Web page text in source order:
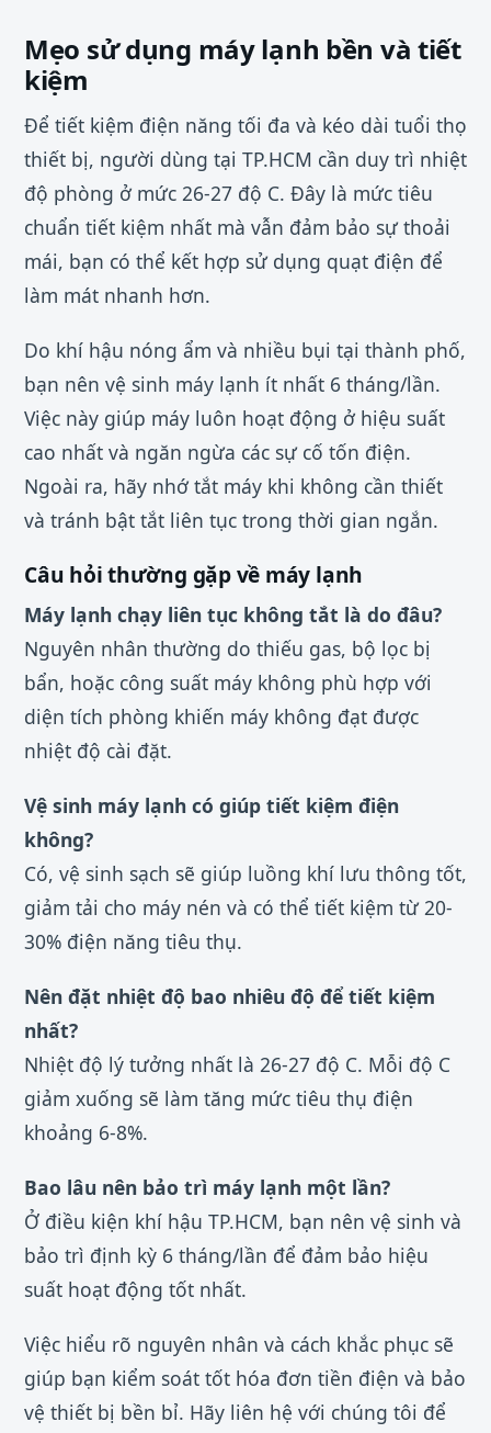
Mẹo sử dụng máy lạnh bền và tiết
kiệm
Để tiết kiệm điện năng tối đa và kéo dài tuổi thọ
thiết bị, người dùng tại TP.HCM cần duy trì nhiệt
độ phòng ở mức 26-27 độ C. Đây là mức tiêu
chuẩn tiết kiệm nhất mà vẫn đảm bảo sự thoải
mái, bạn có thể kết hợp sử dụng quạt điện để
làm mát nhanh hơn.
Do khí hậu nóng ẩm và nhiều bụi tại thành phố,
bạn nên vệ sinh máy lạnh ít nhất 6 tháng/lần.
Việc này giúp máy luôn hoạt động ở hiệu suất
cao nhất và ngăn ngừa các sự cố tốn điện.
Ngoài ra, hãy nhớ tắt máy khi không cần thiết
và tránh bật tắt liên tục trong thời gian ngắn.
Câu hỏi thường gặp về máy lạnh
Máy lạnh chạy liên tục không tắt là do đâu?
Nguyên nhân thường do thiếu gas, bộ lọc bị
bẩn, hoặc công suất máy không phù hợp với
diện tích phòng khiến máy không đạt được
nhiệt độ cài đặt.
Vệ sinh máy lạnh có giúp tiết kiệm điện
không?
Có, vệ sinh sạch sẽ giúp luồng khí lưu thông tốt,
giảm tải cho máy nén và có thể tiết kiệm từ 20-
30% điện năng tiêu thụ.
Nên đặt nhiệt độ bao nhiêu độ để tiết kiệm
nhất?
Nhiệt độ lý tưởng nhất là 26-27 độ C. Mỗi độ C
giảm xuống sẽ làm tăng mức tiêu thụ điện
khoảng 6-8%.
Bao lâu nên bảo trì máy lạnh một lần?
Ở điều kiện khí hậu TP.HCM, bạn nên vệ sinh và
bảo trì định kỳ 6 tháng/lần để đảm bảo hiệu
suất hoạt động tốt nhất.
Việc hiểu rõ nguyên nhân và cách khắc phục sẽ
giúp bạn kiểm soát tốt hóa đơn tiền điện và bảo
vệ thiết bị bền bỉ. Hãy liên hệ với chúng tôi để